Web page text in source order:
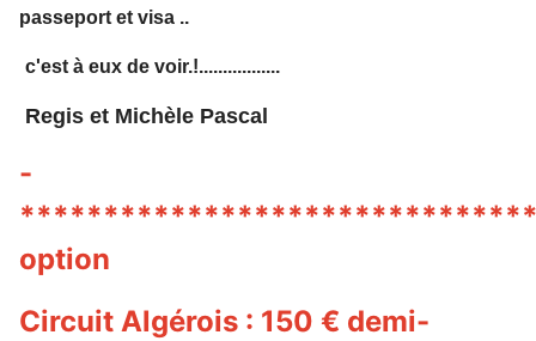
passeport et visa ..
c'est à eux de voir.!.................
Regis et Michèle Pascal
-
option
Circuit Algérois : 150 € demi-